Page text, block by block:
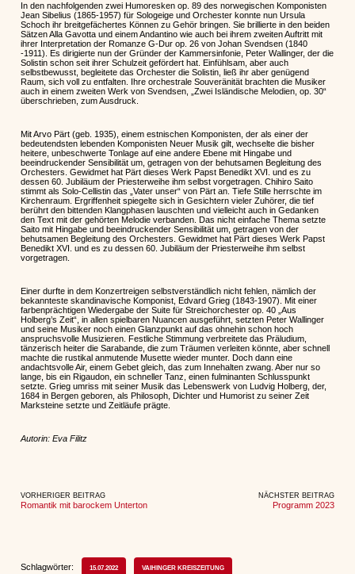
In den nachfolgenden zwei Humoresken op. 89 des norwegischen Komponisten
Jean Sibelius (1865-1957) für Sologeige und Orchester konnte nun Ursula
Schoch ihr breitgefächertes Können zu Gehör bringen. Sie brillierte in den beiden
Sätzen Alla Gavotta und einem Andantino wie auch bei ihrem zweiten Auftritt mit
ihrer Interpretation der Romanze G-Dur op. 26 von Johan Svendsen (1840
-1911). Es dirigierte nun der Gründer der Kammersinfonie, Peter Wallinger, der die
Solistin schon seit ihrer Schulzeit gefördert hat. Einfühlsam, aber auch
selbstbewusst, begleitete das Orchester die Solistin, ließ ihr aber genügend
Raum, sich voll zu entfalten. Ihre orchestrale Souveränität brachten die Musiker
auch in einem zweiten Werk von Svendsen, „Zwei Isländische Melodien, op. 30“
überschrieben, zum Ausdruck.
Mit Arvo Pärt (geb. 1935), einem estnischen Komponisten, der als einer der
bedeutendsten lebenden Komponisten Neuer Musik gilt, wechselte die bisher
heitere, unbeschwerte Tonlage auf eine andere Ebene mit Hingabe und
beeindruckender Sensibilität um, getragen von der behutsamen Begleitung des
Orchesters. Gewidmet hat Pärt dieses Werk Papst Benedikt XVI. und es zu
dessen 60. Jubiläum der Priesterweihe ihm selbst vorgetragen. Chihiro Saito
stimmt als Solo-Cellistin das „Vater unser“ von Pärt an. Tiefe Stille herrschte im
Kirchenraum. Ergriffenheit spiegelte sich in Gesichtern vieler Zuhörer, die tief
berührt den bittenden Klangphasen lauschten und vielleicht auch in Gedanken
den Text mit der gehörten Melodie verbanden. Das nicht einfache Thema setzte
Saito mit Hingabe und beeindruckender Sensibilität um, getragen von der
behutsamen Begleitung des Orchesters. Gewidmet hat Pärt dieses Werk Papst
Benedikt XVI. und es zu dessen 60. Jubiläum der Priesterweihe ihm selbst
vorgetragen.
Einer durfte in dem Konzertreigen selbstverständlich nicht fehlen, nämlich der
bekannteste skandinavische Komponist, Edvard Grieg (1843-1907). Mit einer
farbenprächtigen Wiedergabe der Suite für Streichorchester op. 40 „Aus
Holberg’s Zeit“, in allen spielbaren Nuancen ausgeführt, setzten Peter Wallinger
und seine Musiker noch einen Glanzpunkt auf das ohnehin schon hoch
anspruchsvolle Musizieren. Festliche Stimmung verbreitete das Präludium,
tänzerisch heiter die Sarabande, die zum Träumen verleiten könnte, aber schnell
machte die rustikal anmutende Musette wieder munter. Doch dann eine
andachtsvolle Air, einem Gebet gleich, das zum Innehalten zwang. Aber nur so
lange, bis ein Rigaudon, ein schneller Tanz, einen fulminanten Schlusspunkt
setzte. Grieg umriss mit seiner Musik das Lebenswerk von Ludvig Holberg, der,
1684 in Bergen geboren, als Philosoph, Dichter und Humorist zu seiner Zeit
Marksteine setzte und Zeitläufe prägte.
Autorin: Eva Filitz
VORHERIGER BEITRAG
Romantik mit barockem Unterton
NÄCHSTER BEITRAG
Programm 2023
Schlagwörter: 15.07.2022 VAIHINGER KREISZEITUNG